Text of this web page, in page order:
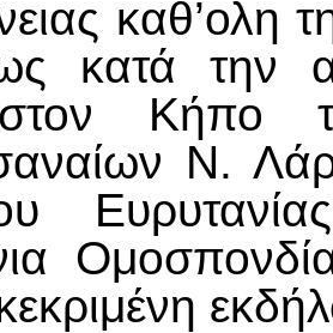
καθ’ολη
κατά την
Κήπο
Ν.